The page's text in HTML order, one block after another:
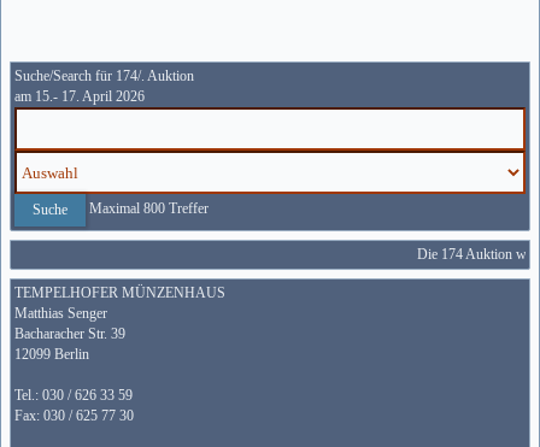
Suche/Search für 174/. Auktion
am 15.- 17. April 2026
Maximal 800 Treffer
Die 174 Auktion
TEMPELHOFER MÜNZENHAUS
Matthias Senger
Bacharacher Str. 39
12099 Berlin
Tel.: 030 / 626 33 59
Fax: 030 / 625 77 30